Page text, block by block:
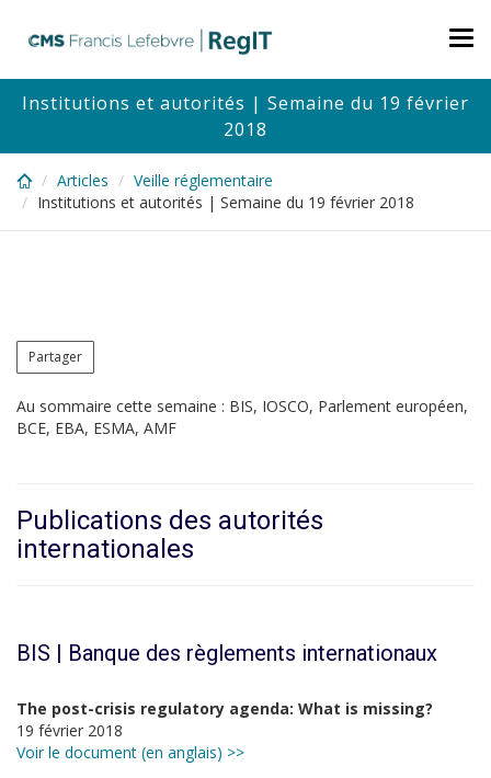
content
Institutions et autorités | Semaine du 19 février
2018
Articles
Veille réglementaire
Institutions et autorités | Semaine du 19 février 2018
Partager
Au sommaire cette semaine : BIS, IOSCO, Parlement européen,
BCE, EBA, ESMA, AMF
Publications des autorités
internationales
BIS | Banque des règlements internationaux
The post-crisis regulatory agenda: What is missing?
19 février 2018
Voir le document (en anglais) >>